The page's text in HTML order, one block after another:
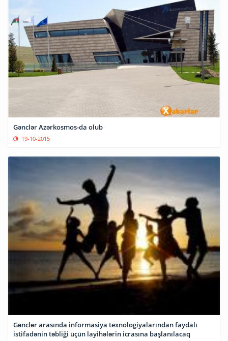
Gənclər Azərkosmos-da olub
19-10-2015
Gənclər arasında informasiya texnologiyalarından faydalı
istifadənin təbliği üçün layihələrin icrasına başlanılacaq